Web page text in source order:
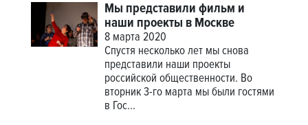
Мы представили фильм и
наши проекты в Москве
8 марта 2020
Спустя несколько лет мы снова
представили наши проекты
российской общественности. Во
вторник 3-го марта мы были гостями
в Гос...